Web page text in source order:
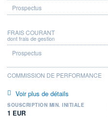
FRAIS COURANT
dont frais de gestion
COMMISSION DE PERFORMANCE
Voir plus de détails
SOUSCRIPTION MIN. INITIALE
1 EUR